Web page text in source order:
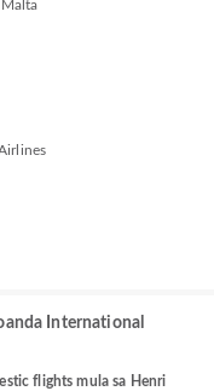
International
flights mula sa Henri